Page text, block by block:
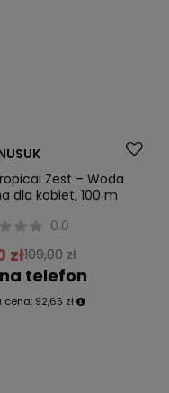
Zest – Woda
dla kobiet, 100 m
0.0
zł109,00 zł
telefon
cena: 92,65 zł